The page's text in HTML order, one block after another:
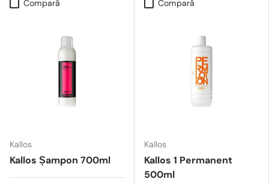
Compară
Kallos
Kallos Șampon 700ml
Compară
Kallos
Kallos 1 Permanent
500ml